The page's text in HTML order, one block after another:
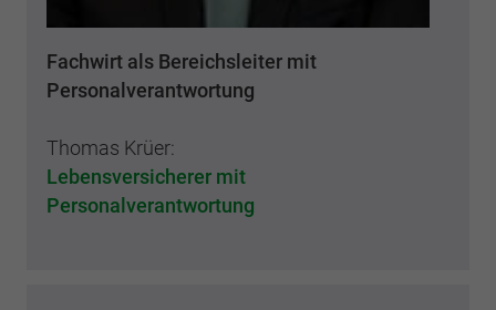
Fachwirt als Bereichsleiter mit
Personalverantwortung
Thomas Krüer:
Lebensversicherer mit
Personalverantwortung